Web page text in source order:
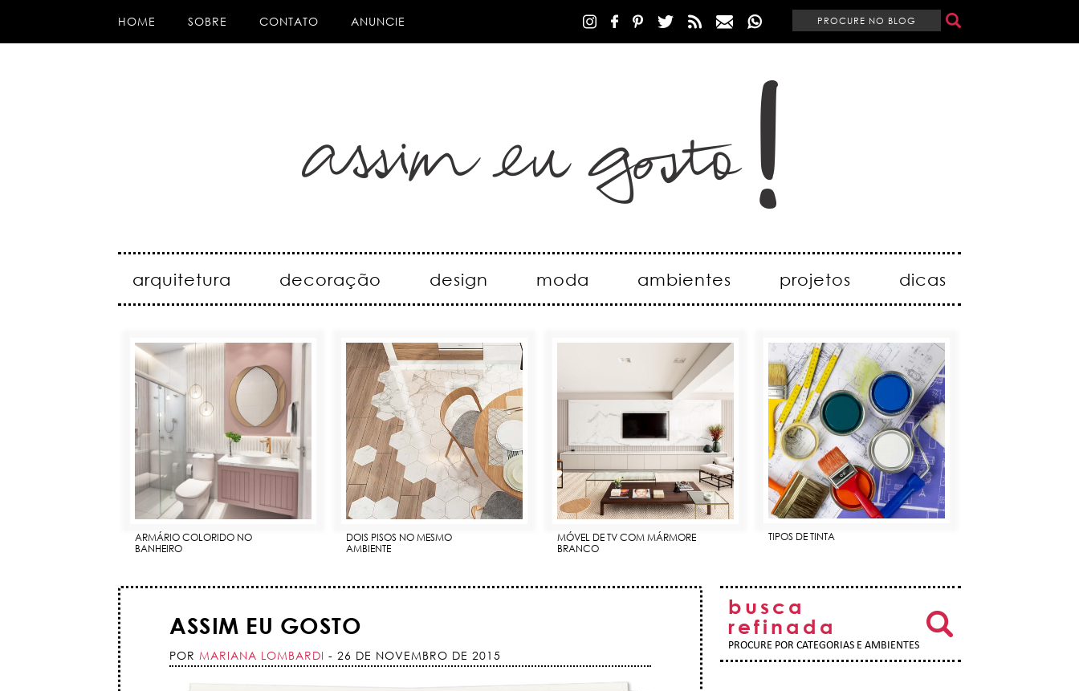
HOME SOBRE CONTATO ANUNCIE
arquitetura decoração design moda ambientes projetos dicas
ARMÁRIO COLORIDO NO
BANHEIRO
DOIS PISOS NO MESMO
AMBIENTE
MÓVEL DE TV COM MÁRMORE
BRANCO
TIPOS DE TINTA
ASSIM EU GOSTO
POR MARIANA LOMBARDI - 26 DE NOVEMBRO DE 2015
busca
refinada
PROCURE POR CATEGORIAS E AMBIENTES